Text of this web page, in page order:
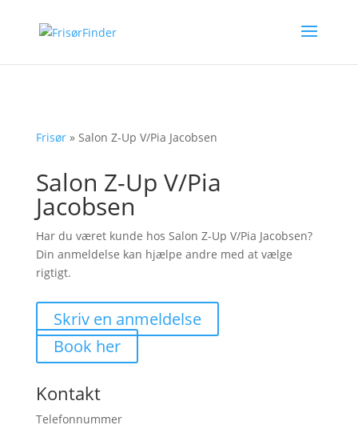
Frisør» Salon Z-Up V/Pia Jacobsen
Salon Z-Up V/Pia
Jacobsen
Har du været kunde hos Salon Z-Up V/Pia Jacobsen?
Din anmeldelse kan hjælpe andre med at vælge
rigtigt.
Skriv en anmeldelse
Book her
Kontakt
Telefonnummer